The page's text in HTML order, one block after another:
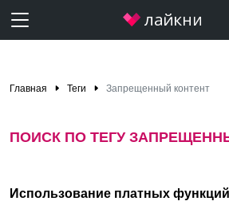
Главная Теги Запрещенный контент
ПОИСК ПО ТЕГУ
Использование платных функций